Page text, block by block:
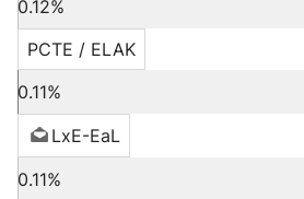
0.12%
PCTE / ELAK
0.11%
LxE-EaL
0.11%